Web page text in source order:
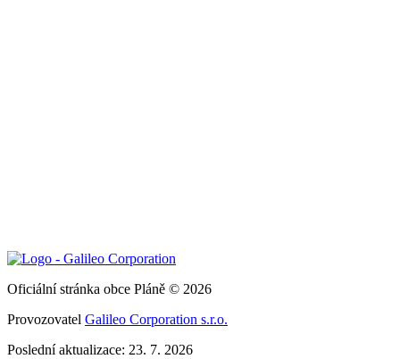
Oficiální stránka obce Pláně © 2026
Provozovatel Galileo Corporation s.r.o.
Poslední aktualizace: 23. 7. 2026